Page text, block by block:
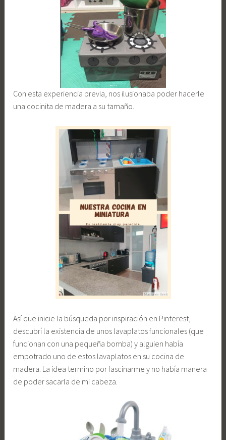
Con esta experiencia previa, nos ilusionaba poder hacerle
una cocinita de madera a su tamaño.
Así que inicie la búsqueda por inspiración en Pinterest,
descubrí la existencia de unos lavaplatos funcionales (que
funcionan con una pequeña bomba) y alguien había
empotrado uno de estos lavaplatos en su cocina de
madera. La idea termino por fascinarme y no había manera
de poder sacarla de mi cabeza.